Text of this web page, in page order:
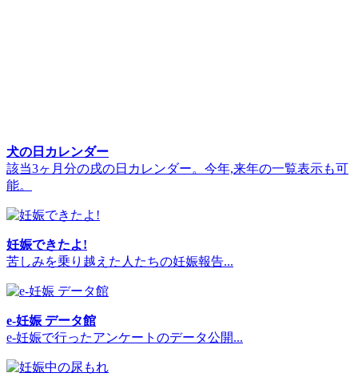
犬の日カレンダー
該当3ヶ月分の戌の日カレンダー。今年,来年の一覧表示も可
能。
妊娠できたよ!
苦しみを乗り越えた人たちの妊娠報告...
e-妊娠 データ館
e-妊娠で行ったアンケートのデータ公開...